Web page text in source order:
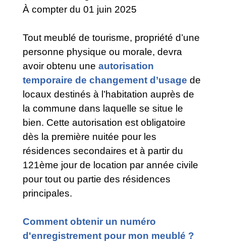
À compter du 01 juin 2025
Tout meublé de tourisme, propriété d’une
personne physique ou morale, devra
avoir obtenu une autorisation
temporaire de changement d’usage de
locaux destinés à l’habitation auprès de
la commune dans laquelle se situe le
bien. Cette autorisation est obligatoire
dès la première nuitée pour les
résidences secondaires et à partir du
121ème jour de location par année civile
pour tout ou partie des résidences
principales.
Comment obtenir un numéro
d'enregistrement pour mon meublé ?